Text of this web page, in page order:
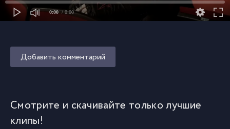
0:00 / 0:00
Добавить комментарий
Смотрите и скачивайте только лучшие
клипы!